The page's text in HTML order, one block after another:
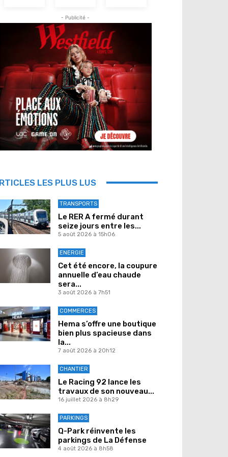
- Publicité -
LES PLUS LUS
TRANSPORTS
Le RER A fermé durant
seize jours entre les...
5 août 2026 à 15h06
ENERGIE
Cet été encore, la coupure
annuelle d’eau chaude
sera...
3 août 2026 à 7h51
COMMERCES
Hema s’offre une boutique
bien plus spacieuse dans
la...
7 août 2026 à 20h12
CHANTIER
Le Racing 92 lance les
travaux de son nouveau...
16 juillet 2026 à 8h29
PARKINGS
Q-Park réinvente les
parkings de La Défense
4 août 2026 à 8h58